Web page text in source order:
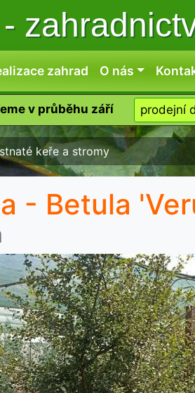
-
zahrad O nás
v průběhu září prodejní
keře a stromy
- Betula